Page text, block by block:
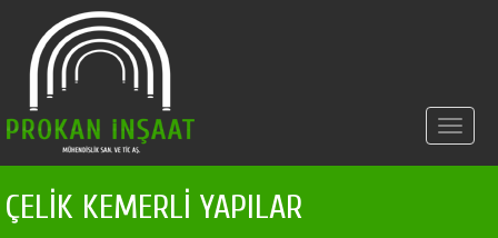
Toggle
ÇELİK KEMERLİ YAPILAR